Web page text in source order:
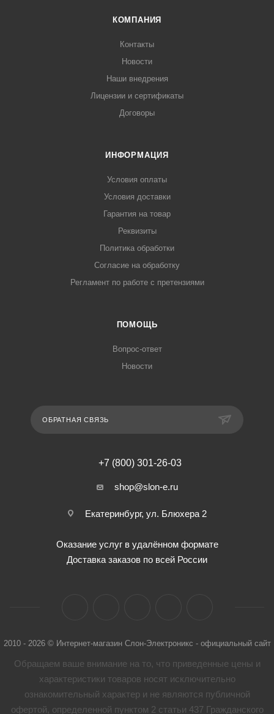
КОМПАНИЯ
Контакты
Новости
Наши внедрения
Лицензии и сертификаты
Договоры
ИНФОРМАЦИЯ
Условия оплаты
Условия доставки
Гарантия на товар
Реквизиты
Политика обработки
Согласие на обработку
Регламент по работе с претензиями
ПОМОЩЬ
Вопрос-ответ
Новости
ОБРАТНАЯ СВЯЗЬ
+7 (800) 301-26-03
shop@slon-e.ru
Екатеринбург, ул. Блюхера 2
Оказание услуг в удалённом формате
Доставка заказов по всей России
2010 - 2026 © Интернет-магазин Слон-Электроникс - официальный сайт
Обращаем ваше внимание на то, что приведенные цены и
характеристики товaров носят исключительно
ознакомительный характер и не являются публичной
офертой, определенной пунктом 2 статьи 437 Гражданского